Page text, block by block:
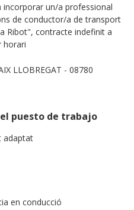
incorporar un/a professional
de conductor/a de transport
Ribot", contracte indefinit a
horari
LLOBREGAT - 08780
puesto de trabajo
adaptat
en conducció